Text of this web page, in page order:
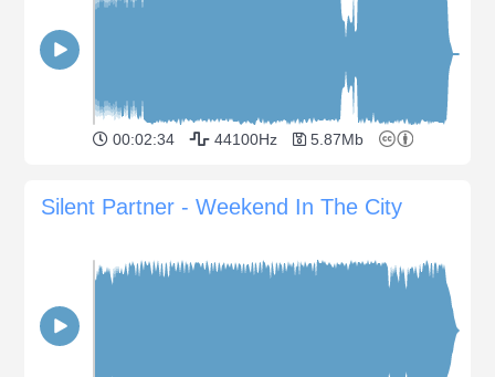
00:02:34 44100Hz 5.87Mb
Silent Partner - Weekend In The City